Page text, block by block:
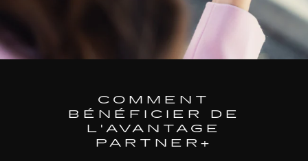
COMMENT
BÉNÉFICIER DE
L'AVANTAGE
PARTNER+